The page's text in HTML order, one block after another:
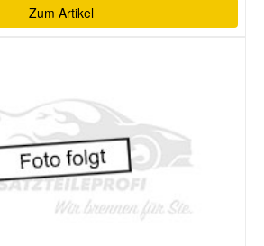
Zum Artikel